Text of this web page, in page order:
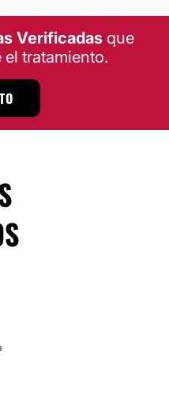
Verificadas que
tratamiento.